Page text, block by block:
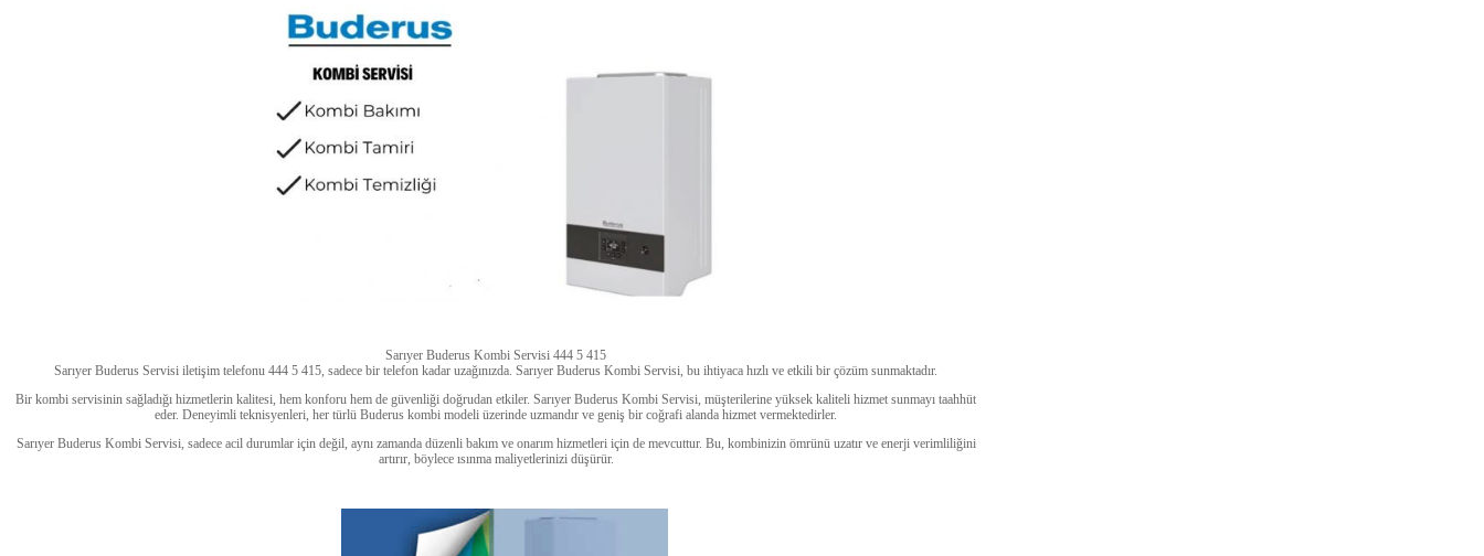
Sarıyer Buderus Kombi Servisi 444 5 415
Sarıyer Buderus Servisi iletişim telefonu 444 5 415, sadece bir telefon kadar uzağınızda. Sarıyer Buderus Kombi Servisi, bu ihtiyaca hızlı ve etkili bir çözüm sunmaktadır.
Bir kombi servisinin sağladığı hizmetlerin kalitesi, hem konforu hem de güvenliği doğrudan etkiler. Sarıyer Buderus Kombi Servisi, müşterilerine yüksek kaliteli hizmet sunmayı taahhüt
eder. Deneyimli teknisyenleri, her türlü Buderus kombi modeli üzerinde uzmandır ve geniş bir coğrafi alanda hizmet vermektedirler.
Sarıyer Buderus Kombi Servisi, sadece acil durumlar için değil, aynı zamanda düzenli bakım ve onarım hizmetleri için de mevcuttur. Bu, kombinizin ömrünü uzatır ve enerji verimliliğini
artırır, böylece ısınma maliyetlerinizi düşürür.